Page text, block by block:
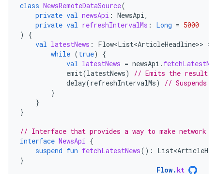
class NewsRemoteDataSource(
private val newsApi : NewsApi,
private val refreshIntervalMs : Long = 5000
)
{
val latestNews : Flow<List<ArticleHeadline>> =
while (true)
{
val latestNews = newsApi .
emit(latestNews)
// Emits the result
delay(refreshIntervalMs)
// Suspends
}
}
}
// Interface that provides a way to make network
interface NewsApi {
suspend fun fetchLatestNews():
}
Flow. kt